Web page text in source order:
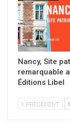
Nancy, Site
remarquable
Éditions Libel
PRÉCÉDENT